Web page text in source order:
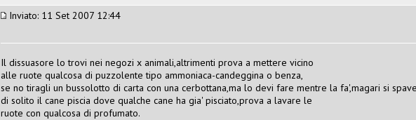
Inviato: 11 Set 2007 12:44
Il dissuasore lo trovi nei negozi x animali,altrimenti prova a mettere vicino
alle ruote qualcosa di puzzolente tipo ammoniaca-candeggina o benza,
se no tiragli un bussolotto di carta con una cerbottana,ma lo devi fare mentre la fa',magari si
di solito il cane piscia dove qualche cane ha gia' pisciato,prova a lavare le
ruote con qualcosa di profumato.